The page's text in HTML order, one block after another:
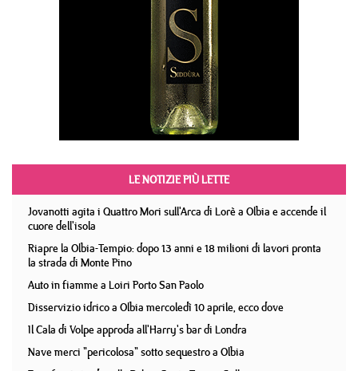
LE NOTIZIE PIÙ LETTE
Jovanotti agita i Quattro Mori sull'Arca di Lorè a Olbia e accende il
cuore dell'isola
Riapre la Olbia-Tempio: dopo 13 anni e 18 milioni di lavori pronta
la strada di Monte Pino
Auto in fiamme a Loiri Porto San Paolo
Disservizio idrico a Olbia mercoledì 10 aprile, ecco dove
Il Cala di Volpe approda all'Harry's bar di Londra
Nave merci "pericolosa" sotto sequestro a Olbia